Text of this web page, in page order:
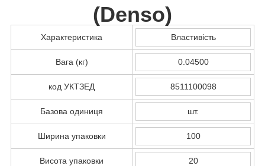
(Denso)
Характеристика Властивість
Вага (кг) 0.04500
код УКТЗЕД 8511100098
Базова одиниця шт.
Ширина упаковки 100
Висота упаковки 20